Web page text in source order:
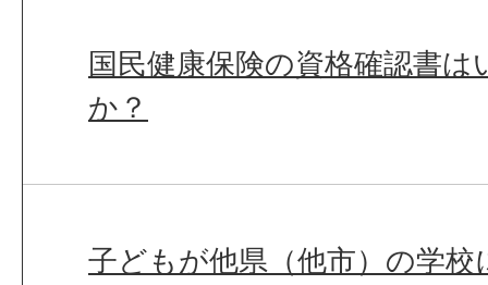
国民健康保険の資格確認書
か？
子どもが他県（他市）の学